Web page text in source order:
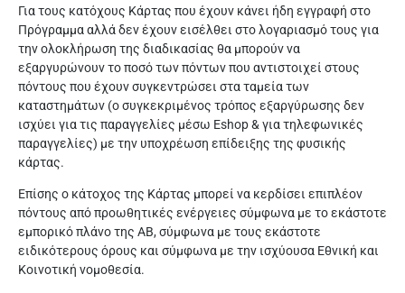
Για τους κατόχους Κάρτας που έχουν κάνει ήδη εγγραφή στο
Πρόγραμμα αλλά δεν έχουν εισέλθει στο λογαριασμό τους για
την ολοκλήρωση της διαδικασίας θα μπορούν να
εξαργυρώνουν το ποσό των πόντων που αντιστοιχεί στους
πόντους που έχουν συγκεντρώσει στα ταμεία των
καταστημάτων (ο συγκεκριμένος τρόπος εξαργύρωσης δεν
ισχύει για τις παραγγελίες μέσω Eshop & για τηλεφωνικές
παραγγελίες) με την υποχρέωση επίδειξης της φυσικής
κάρτας.
Επίσης ο κάτοχος της Κάρτας μπορεί να κερδίσει επιπλέον
πόντους από προωθητικές ενέργειες σύμφωνα με το εκάστοτε
εμπορικό πλάνο της ΑΒ, σύμφωνα με τους εκάστοτε
ειδικότερους όρους και σύμφωνα με την ισχύουσα Εθνική και
Κοινοτική νομοθεσία.